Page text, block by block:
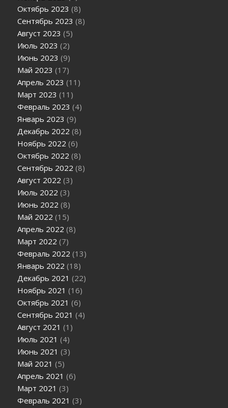
Октябрь 2023 (8)
Сентябрь 2023 (8)
Август 2023 (5)
Июль 2023 (2)
Июнь 2023 (9)
Май 2023 (17)
Апрель 2023 (11)
Март 2023 (11)
Февраль 2023 (4)
Январь 2023 (9)
Декабрь 2022 (8)
Ноябрь 2022 (6)
Октябрь 2022 (8)
Сентябрь 2022 (8)
Август 2022 (3)
Июль 2022 (3)
Июнь 2022 (8)
Май 2022 (15)
Апрель 2022 (8)
Март 2022 (7)
Февраль 2022 (13)
Январь 2022 (18)
Декабрь 2021 (22)
Ноябрь 2021 (16)
Октябрь 2021 (6)
Сентябрь 2021 (4)
Август 2021 (1)
Июль 2021 (4)
Июнь 2021 (3)
Май 2021 (5)
Апрель 2021 (6)
Март 2021 (3)
Февраль 2021 (3)